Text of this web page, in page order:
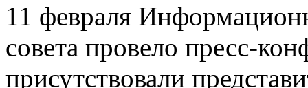
11 февраля
совета провело пресс-
присутствовали